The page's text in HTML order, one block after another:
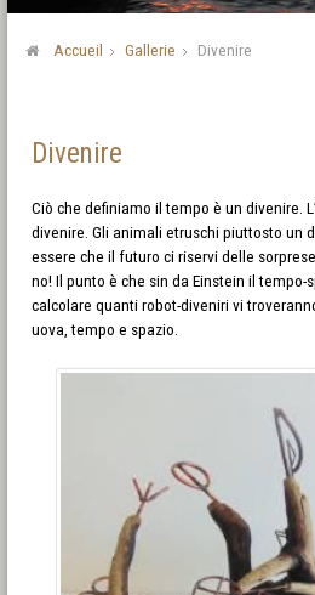
Accueil Gallerie Divenire
Divenire
Ciò che definiamo il tempo è un divenire.
divenire. Gli animali etruschi piuttosto un
essere che il futuro ci riservi delle
no! Il punto è che sin da Einstein il tempo-
calcolare quanti robot-diveniri vi
uova, tempo e spazio.